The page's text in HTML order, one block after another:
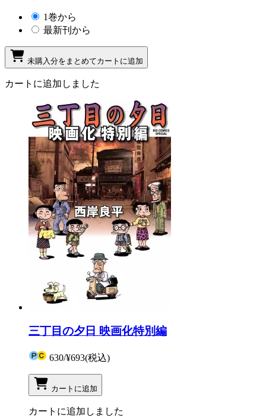
1巻から
最新刊から
未購入分をまとめてカートに追加
カートに追加しました
三丁目の夕日 映画化特別編
630/¥693(税込)
カートに追加
カートに追加しました